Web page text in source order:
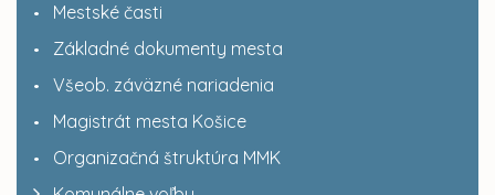
Mestské časti
Základné dokumenty mesta
Všeob. záväzné nariadenia
Magistrát mesta Košice
Organizačná štruktúra MMK